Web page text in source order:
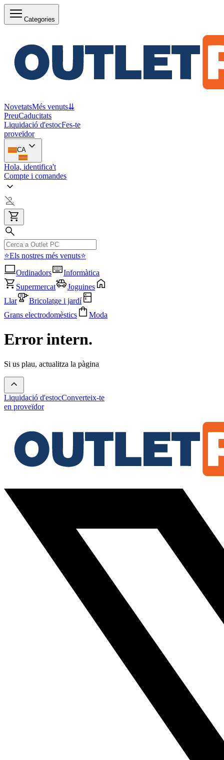
Categories
NovetatsMés venuts⇊
PreuCaducitats
Liquidació d'estocFes-te
proveïdor
CA
Hola, identifica't
Compte i comandes
⭐Els nostres més venuts⭐
Ordinadors
Informàtica
Supermercat
Joguines
Llar
Bricolatge i jardí
Grans electrodomèstics
Moda
Error intern.
Si us plau, actualitza la pàgina
Liquidació d'estocConverteix-te
en proveïdor